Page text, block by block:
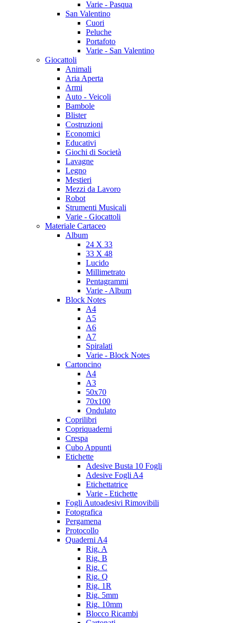
Varie - Pasqua
San Valentino
Cuori
Peluche
Portafoto
Varie - San Valentino
Giocattoli
Animali
Aria Aperta
Armi
Auto - Veicoli
Bambole
Blister
Costruzioni
Economici
Educativi
Giochi di Società
Lavagne
Legno
Mestieri
Mezzi da Lavoro
Robot
Strumenti Musicali
Varie - Giocattoli
Materiale Cartaceo
Album
24 X 33
33 X 48
Lucido
Millimetrato
Pentagrammi
Varie - Album
Block Notes
A4
A5
A6
A7
Spiralati
Varie - Block Notes
Cartoncino
A4
A3
50x70
70x100
Ondulato
Coprilibri
Copriquaderni
Crespa
Cubo Appunti
Etichette
Adesive Busta 10 Fogli
Adesive Fogli A4
Etichettatrice
Varie - Etichette
Fogli Autoadesivi Rimovibili
Fotografica
Pergamena
Protocollo
Quaderni A4
Rig. A
Rig. B
Rig. C
Rig. Q
Rig. 1R
Rig. 5mm
Rig. 10mm
Blocco Ricambi